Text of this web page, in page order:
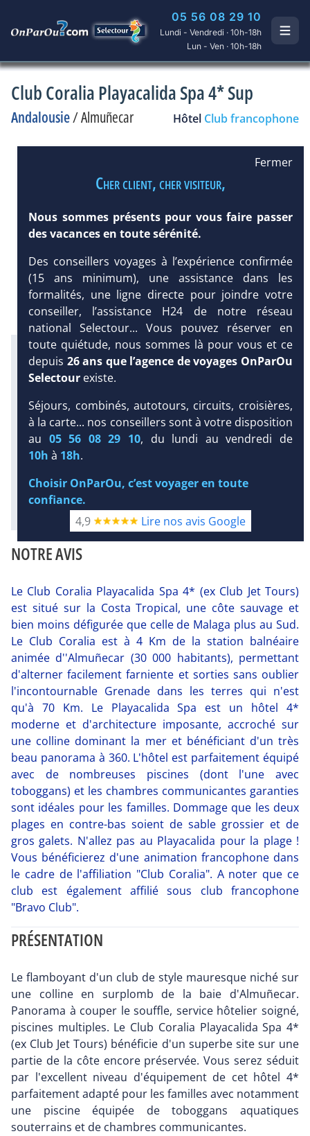
05 56 08 29 10
Lundi - Vendredi · 10h-18h
Lun - Ven · 10h-18h
Club Coralia Playacalida Spa 4* Sup
Andalousie/Almuñecar Hôtel Club francophone
DEMANDE
D’INFORMATIONS
DEVIS /
Infos météo :
28 °C
18 mm
22 °C
Infos plages :
220 m
250 m
Équipement :
325
Tx: 54 % Tx :
91 %
Infos golfs :
NOTRE AVIS
Le Club Coralia Playacalida Spa 4* (ex Club Jet Tours)
est situé sur la Costa Tropical, une côte sauvage et
bien moins défigurée que celle de Malaga plus au Sud.
Le Club Coralia est à 4 Km de la station balnéaire
animée d''Almuñecar (30 000 habitants), permettant
d'alterner facilement farniente et sorties sans oublier
l'incontournable Grenade dans les terres qui n'est
qu'à 70 Km. Le Playacalida Spa est un hôtel 4*
moderne et d'architecture imposante, accroché sur
une colline dominant la mer et bénéficiant d'un très
beau panorama à 360. L'hôtel est parfaitement équipé
avec de nombreuses piscines (dont l'une avec
toboggans) et les chambres communicantes garanties
sont idéales pour les familles. Dommage que les deux
plages en contre-bas soient de sable grossier et de
gros galets. N'allez pas au Playacalida pour la plage !
Vous bénéficierez d'une animation francophone dans
le cadre de l'affiliation "Club Coralia". A noter que ce
club est également affilié sous club francophone
"Bravo Club".
PRÉSENTATION
Le flamboyant d'un club de style mauresque niché sur
une colline en surplomb de la baie d'Almuñecar.
Panorama à couper le souffle, service hôtelier soigné,
piscines multiples. Le Club Coralia Playacalida Spa 4*
(ex Club Jet Tours) bénéficie d'un superbe site sur une
partie de la côte encore préservée. Vous serez séduit
par l'excellent niveau d'équipement de cet hôtel 4*
parfaitement adapté pour les familles avec notamment
une piscine équipée de toboggans aquatiques
souterrains et de chambres communicantes.
Fermer
Cher client, cher visiteur,
Nous sommes présents pour vous faire passer
des vacances en toute sérénité.
Des conseillers voyages à l’expérience confirmée
(15 ans minimum), une assistance dans les
formalités, une ligne directe pour joindre votre
conseiller, l’assistance H24 de notre réseau
national Selectour... Vous pouvez réserver en
toute quiétude, nous sommes là pour vous et ce
depuis 26 ans que l’agence de voyages OnParOu
Selectour existe.
Séjours, combinés, autotours, circuits, croisières,
à la carte... nos conseillers sont à votre disposition
au 05 56 08 29 10, du lundi au vendredi de
10h à 18h.
Choisir OnParOu, c’est voyager en toute
confiance.
4,9
Lire nos avis Google